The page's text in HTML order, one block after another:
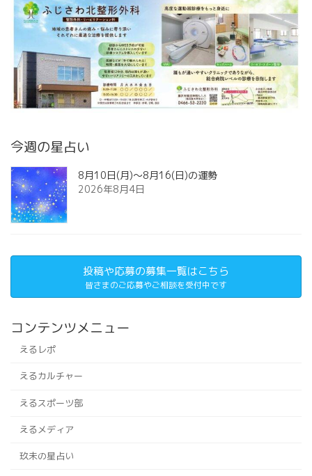
今週の星占い
8月10日(月)～8月16(日)の運勢
2026年8月4日
投稿や応募の募集一覧はこちら
皆さまのご応募やご相談を受付中です
コンテンツメニュー
えるレポ
えるカルチャー
えるスポーツ部
えるメディア
玖未の星占い